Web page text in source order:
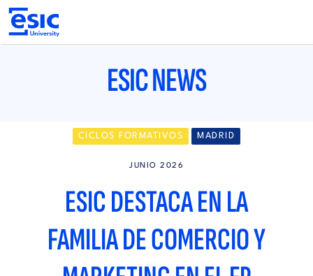
Pasar
contenido
ESIC NEWS
CICLOS FORMATIVOS MADRID
JUNIO 2026
ESIC DESTACA EN LA
FAMILIA DE COMERCIO Y